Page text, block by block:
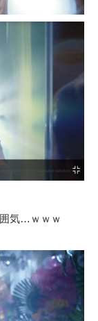
気…ｗｗｗ